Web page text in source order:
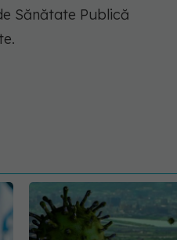
Sănătate Publică